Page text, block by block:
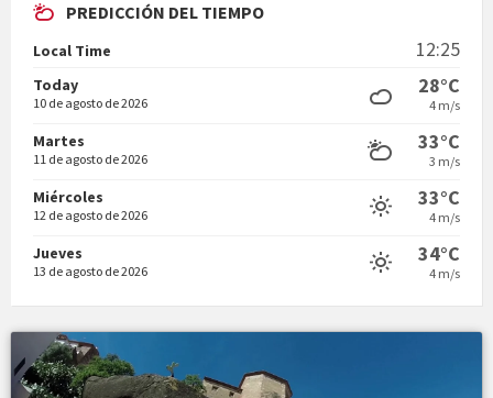
En Bum
Vermuts a la Font. Hit parit
PREDICCIÓN DEL TIEMPO
Local Time 12:25
Today
10 de agosto de 2026
28°C
4 m/s
Martes
11 de agosto de 2026
33°C
3 m/s
Miércoles
12 de agosto de 2026
33°C
4 m/s
Jueves
13 de agosto de 2026
34°C
4 m/s